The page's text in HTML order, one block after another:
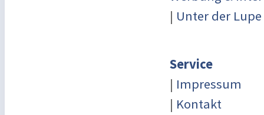
| Unter der Lupe
Service
| Impressum
| Kontakt